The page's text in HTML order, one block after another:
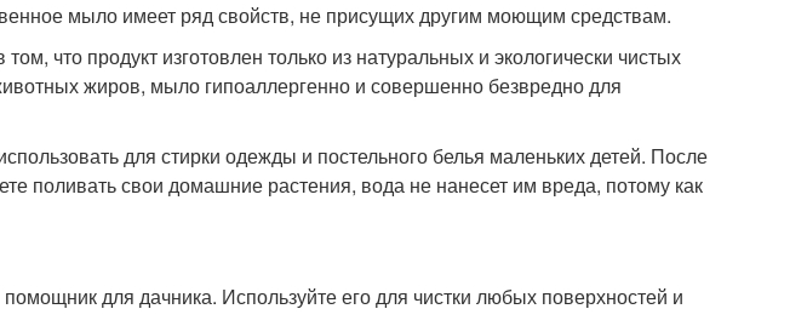
мыло имеет ряд свойств, не присущих другим моющим средствам.
что продукт изготовлен только из натуральных и экологически чистых
жиров, мыло гипоаллергенно и совершенно безвредно для
для стирки одежды и постельного белья маленьких детей. После
поливать свои домашние растения, вода не нанесет им вреда, потому как
для дачника. Используйте его для чистки любых поверхностей и